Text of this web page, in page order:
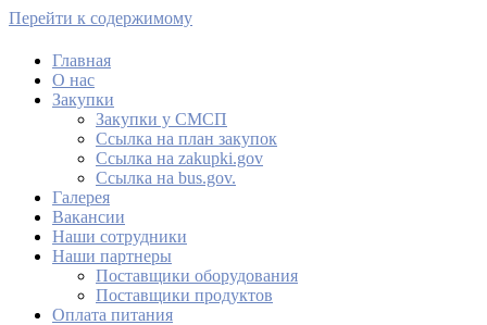
Перейти к содержимому
МАУ Комбинат питания
Главная
О нас
Закупки
Закупки у СМСП
Cсылка на план закупок
Cсылка на zakupki.gov
Ссылка на bus.gov.
Галерея
Вакансии
Наши сотрудники
Наши партнеры
Поставщики оборудования
Поставщики продуктов
Оплата питания